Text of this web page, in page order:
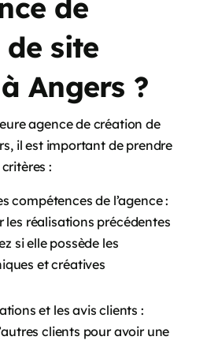
de
site
Angers ?
agence de création de
il est important de prendre
:
compétences de l’agence :
les réalisations précédentes
si elle possède les
et créatives
et les avis clients :
clients pour avoir une